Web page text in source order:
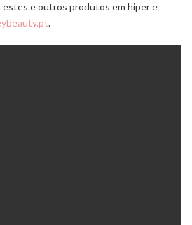
estes e outros produtos em hiper e
.